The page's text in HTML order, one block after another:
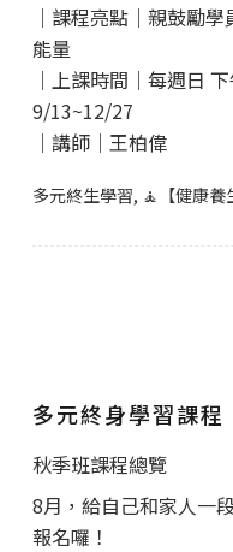
｜課程亮點｜親鼓勵
能量
｜上課時間｜每週日
9/13~12/27
｜講師｜王柏偉
多元終生學習, 🧘【健康養
多元終身學習課程
秋季班課程總覽
8月，給自己和家人一
報名囉！